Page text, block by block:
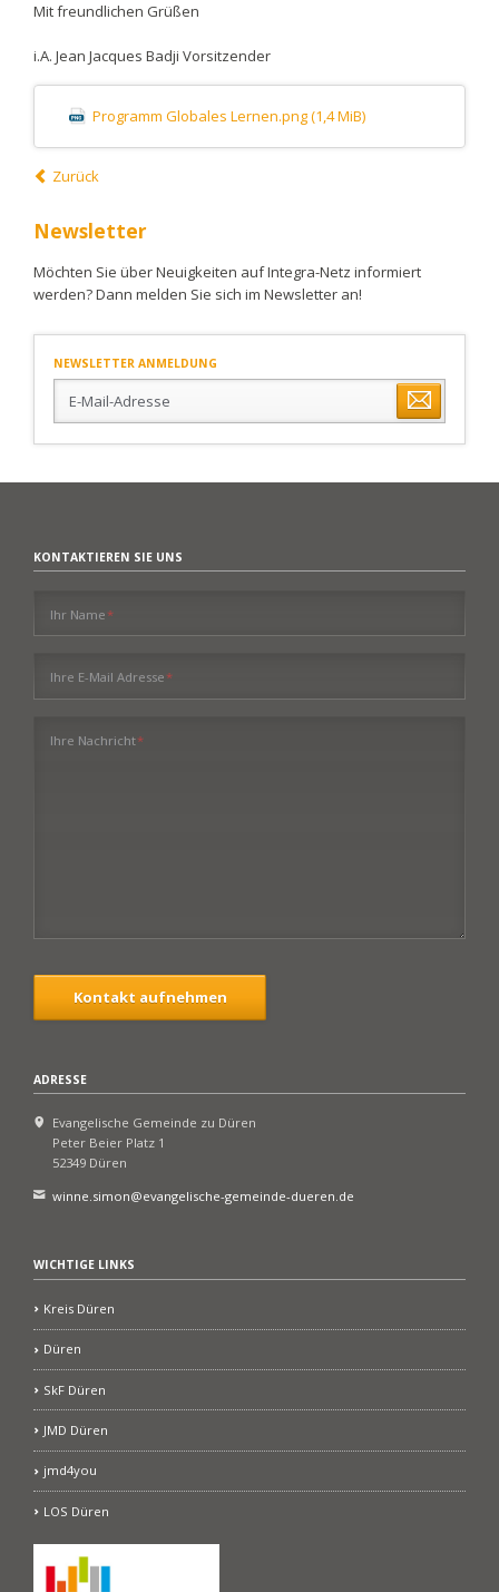
Mit freundlichen Grüßen
i.A. Jean Jacques Badji Vorsitzender
Programm Globales Lernen.png(1,4 MiB)
Zurück
Newsletter
Möchten Sie über Neuigkeiten auf Integra-Netz informiert
werden? Dann melden Sie sich im Newsletter an!
NEWSLETTER ANMELDUNG
Mail-
KONTAKTIEREN SIE UNS
Pflichtfeld
Ihr Name*
Pflichtfeld
Ihre E-Mail Adresse*
Pflichtfeld
Ihre Nachricht*
Kontakt aufnehmen
ADRESSE
Evangelische Gemeinde zu Düren
Peter Beier Platz 1
52349 Düren
winne.simon@evangelische-gemeinde-dueren.de
WICHTIGE LINKS
Kreis Düren
Düren
SkF Düren
JMD Düren
jmd4you
LOS Düren